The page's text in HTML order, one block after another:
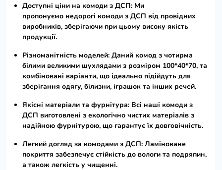
Доступні ціни на комоди з ДСП: Ми
пропонуємо недорогі комоди з ДСП від провідних
виробників, зберігаючи при цьому високу якість
продукції.
Різноманітність моделей: Даний комод з чотирма
білими великими шухлядами з розміром 100*40*70, та
комбіновані варіанти, що ідеально підійдуть для
зберігання одягу, білизни, іграшок та інших речей.
Якісні матеріали та фурнітура: Всі наші комоди з
ДСП виготовлені з екологічно чистих матеріалів з
надійною фурнітурою, що гарантує їх довговічність.
Легкий догляд за комодами з ДСП: Ламіноване
покриття забезпечує стійкість до вологи та подряпин,
а також легкість у чищенні.